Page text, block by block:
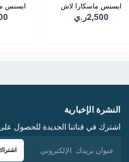
ايسنس ماسكارا لاش
برينس...
2,500ر.ي
ايسنس
النشرة الإخبارية
اشترك في قناتنا الجديدة للحصول